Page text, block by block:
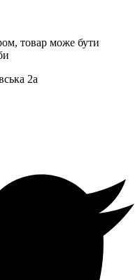
товар може бути
2а